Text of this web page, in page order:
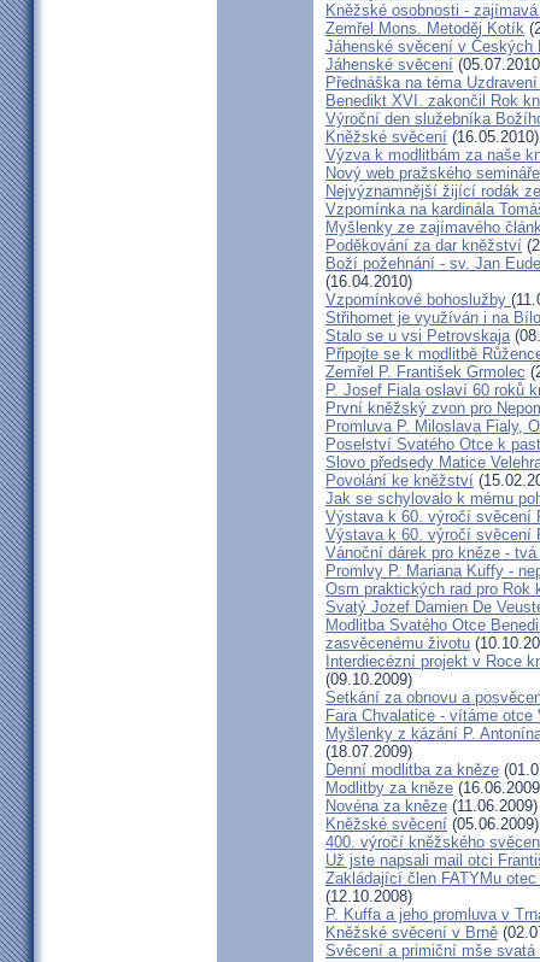
Kněžské osobnosti -
Zemřel Mons. Metoděj Kotík
Jáhenské svěcení v Českých
Jáhenské svěcení
Přednáška na téma
Benedikt XVI. zakončil Rok
Výroční den služebníka
Kněžské svěcení (16.05.2010)
Výzva k modlitbám za naše
Nový web pražského semináře
Nejvýznamnější žijící rodák
Vzpomínka na kardinála
Myšlenky ze zajímavého
Poděkování za dar kněžství
Boží požehnání - sv. Jan
(16.04.2010)
Vzpomínkové bohoslužby
Střihomet je využíván i na
Stalo se u vsi Petrovskaja
Připojte se k modlitbě
Zemřel P. František Grmolec
P. Josef Fiala oslaví 60 roků
První kněžský zvon pro
Promluva P. Miloslava Fialy,
Poselství Svatého Otce k
Slovo předsedy Matice
Povolání ke kněžství
Jak se schylovalo k mému
Výstava k 60. výročí svěcení
Výstava k 60. výročí svěcení
Vánoční dárek pro kněze - tvá
Promlvy P. Mariana Kuffy -
Osm praktických rad pro Rok
Svatý Jozef Damien De
Modlitba Svatého Otce
zasvěcenému životu
Interdiecézní projekt v Roce
(09.10.2009)
Setkání za obnovu a
Fara Chvalatice - vítáme otce
Myšlenky z kázání P.
(18.07.2009)
Denní modlitba za kněze
Modlitby za kněze
Novéna za kněze (11.06.2009)
Kněžské svěcení (05.06.2009)
400. výročí kněžského
Už jste napsali mail otci
Zakládající člen FATYMu
(12.10.2008)
P. Kuffa a jeho promluva v
Kněžské svěcení v Brně
Svěcení a primiční mše